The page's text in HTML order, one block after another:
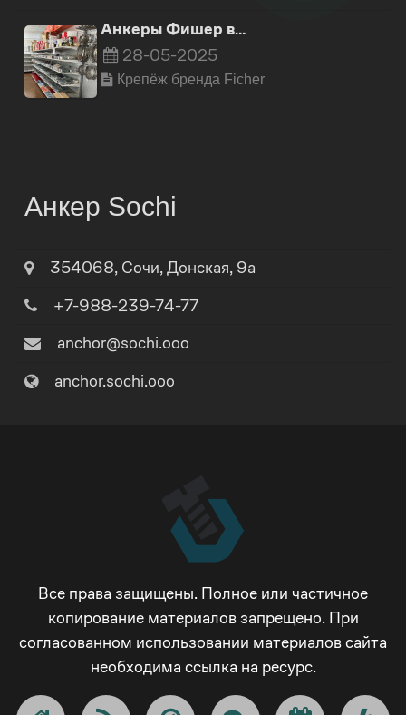
Анкеры Фишер в…
28-05-2025
Крепёж бренда Ficher
Анкер Sochi
354068, Сочи,Донская, 9а
+7-988-239-74-77
anchor@sochi.ooo
anchor.sochi.ooo
Все права защищены. Полное или частичное
копирование материалов запрещено. При
согласованном использовании материалов сайта
необходима ссылка на ресурс.